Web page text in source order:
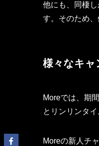
他にも、同棲
す。そのため
様々なキャ
Moreでは、期
とリンリンタ
Moreの新人チ